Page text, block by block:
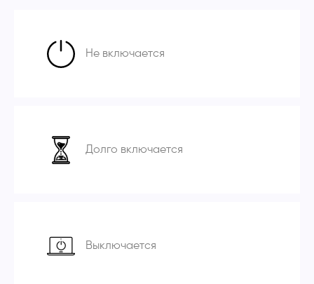
Не включается
Долго включается
Выключается